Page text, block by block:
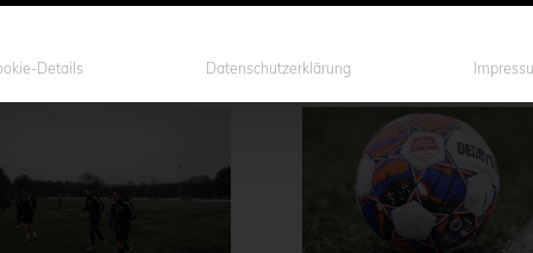
Details Datenschutzerklärung